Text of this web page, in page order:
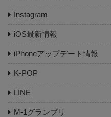
Instagram
iOS最新情報
iPhoneアップデート情報
K-POP
LINE
M-1グランプリ